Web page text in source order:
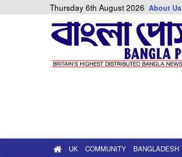
Thursday 6th August 2026 About Us
UK COMMUNITY BANGLADESH